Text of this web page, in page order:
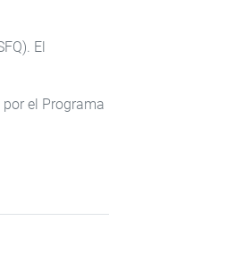
El
el Programa